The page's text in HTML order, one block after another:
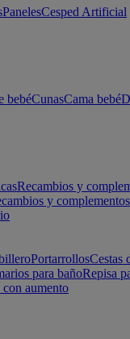
PanelesCesped Artificial
bebéCunasCama bebé
Recambios y
y complementos
PortarrollosCestas
para bañoRepisa
con aumento